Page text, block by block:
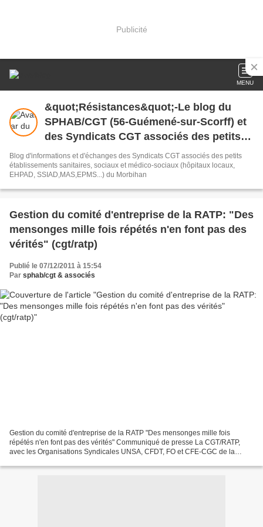
Publicité
MENU
&quot;Résistances&quot;-Le blog du
SPHAB/CGT (56-Guémené-sur-Scorff) et
des Syndicats CGT associés des petits
établissements sanitaires, sociaux et
médico-sociaux du Morbihan qui
résistent à la casse
Blog d'informations et d'échanges des Syndicats CGT associés des petits
établissements sanitaires, sociaux et médico-sociaux (hôpitaux locaux,
EHPAD, SSIAD,MAS,EPMS...) du Morbihan
Gestion du comité d'entreprise de la RATP: "Des
mensonges mille fois répétés n'en font pas des
vérités" (cgt/ratp)
Publié le 07/12/2011 à 15:54
Par sphab/cgt & associés
Gestion du comité d'entreprise de la RATP "Des mensonges mille fois
répétés n'en font pas des vérités" Communiqué de presse La CGT/RATP,
avec les Organisations Syndicales UNSA, CFDT, FO et CFE-CGC de la